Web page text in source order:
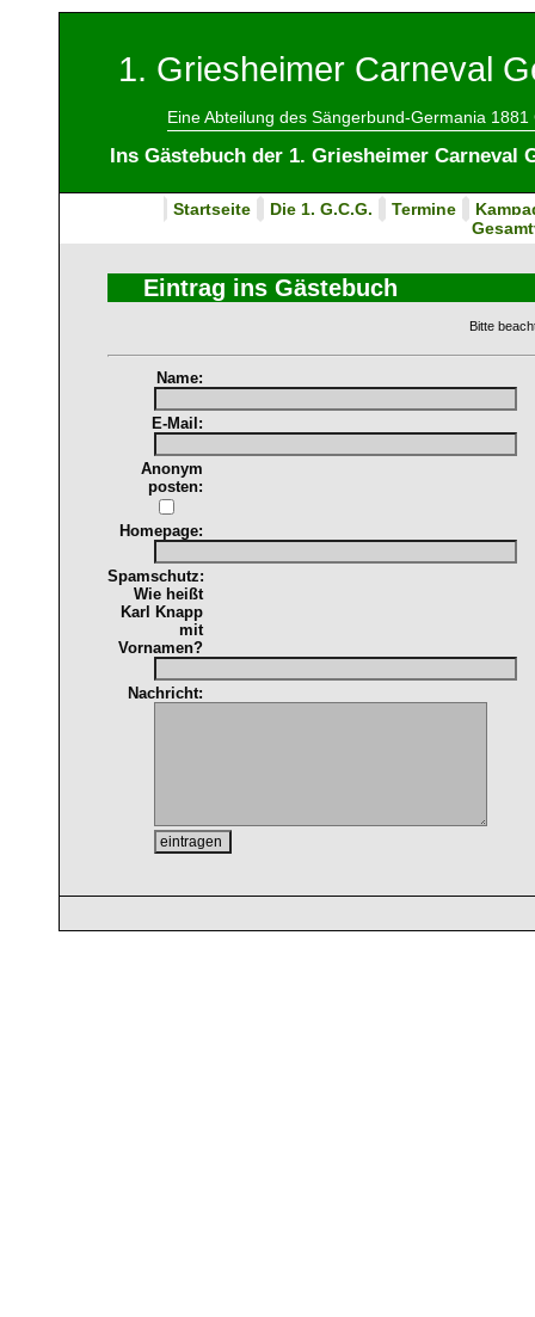
1. Griesheimer Carneval
Eine Abteilung des Sängerbund-Germania 1881
Ins Gästebuch der 1. Griesheimer Carneval
Startseite Die 1. G.C.G. Termine
Eintrag ins Gästebuch
Bitte
Name:
E-Mail:
Anonym
posten:
Homepage:
Spamschutz:
Wie heißt
Karl Knapp
mit
Vornamen?
Nachricht: